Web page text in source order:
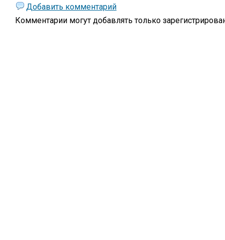
Добавить комментарий
Комментарии могут добавлять только